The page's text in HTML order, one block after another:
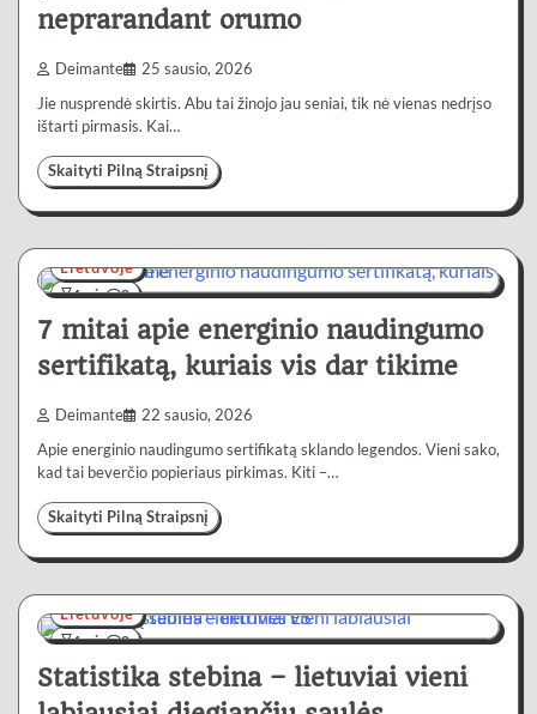
neprarandant orumo
Deimante 25 sausio, 2026
Jie nusprendė skirtis. Abu tai žinojo jau seniai, tik nė vienas nedrįso
ištarti pirmasis. Kai…
Skaityti Pilną Straipsnį
4 min 0
Lietuvoje
7 mitai apie energinio naudingumo
sertifikatą, kuriais vis dar tikime
Deimante 22 sausio, 2026
Apie energinio naudingumo sertifikatą sklando legendos. Vieni sako,
kad tai beverčio popieriaus pirkimas. Kiti –…
Skaityti Pilną Straipsnį
4 min 0
Lietuvoje
Statistika stebina – lietuviai vieni